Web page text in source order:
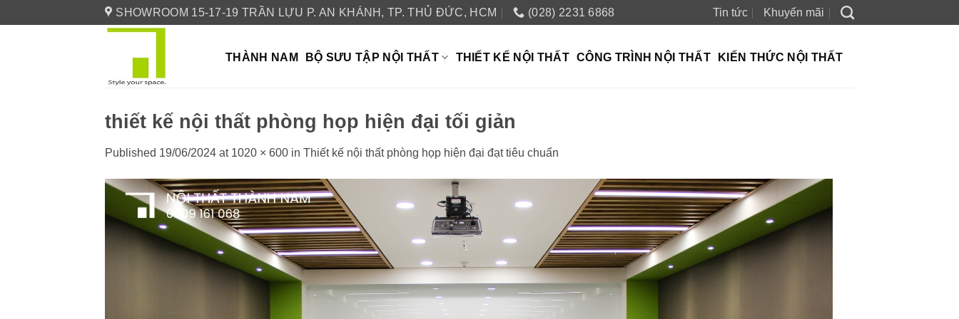
to
SHOWROOM 15-17-19 TRẦN LỰU P. AN KHÁNH, TP. THỦ ĐỨC, HCM (028) 2231 6868 Tin tức Khuyến mãi
THÀNH NAM BỘ SƯU TẬP NỘI THẤT THIẾT KẾ NỘI THẤT CÔNG TRÌNH NỘI THẤT KIẾN THỨC NỘI THẤT
thiết kế nội thất phòng họp hiện đại tối giản
Published 19/06/2024 at 1020 × 600 in Thiết kế nội thất phòng họp hiện đại đạt tiêu chuẩn